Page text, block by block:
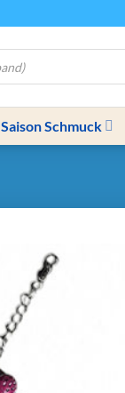
Saison Schmuck